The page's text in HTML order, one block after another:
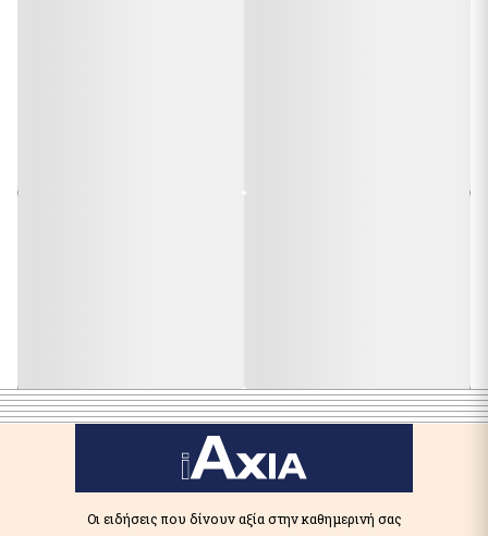
Οι ειδήσεις που δίνουν αξία στην καθημερινή σας